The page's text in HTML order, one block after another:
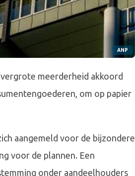
ANP
meerderheid akkoord
om op papier
aangemeld voor de bijzondere
voor de plannen. Een
onder aandeelhouders